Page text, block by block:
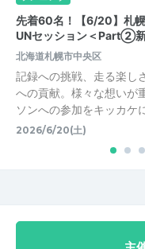
先着60名！【6/20】札
UNセッション＜Part②
北海道札幌市中央区
記録への挑戦、走る楽し
への貢献。様々な想いが
ソンへの参加をキッカケ
2026/6/20(土)